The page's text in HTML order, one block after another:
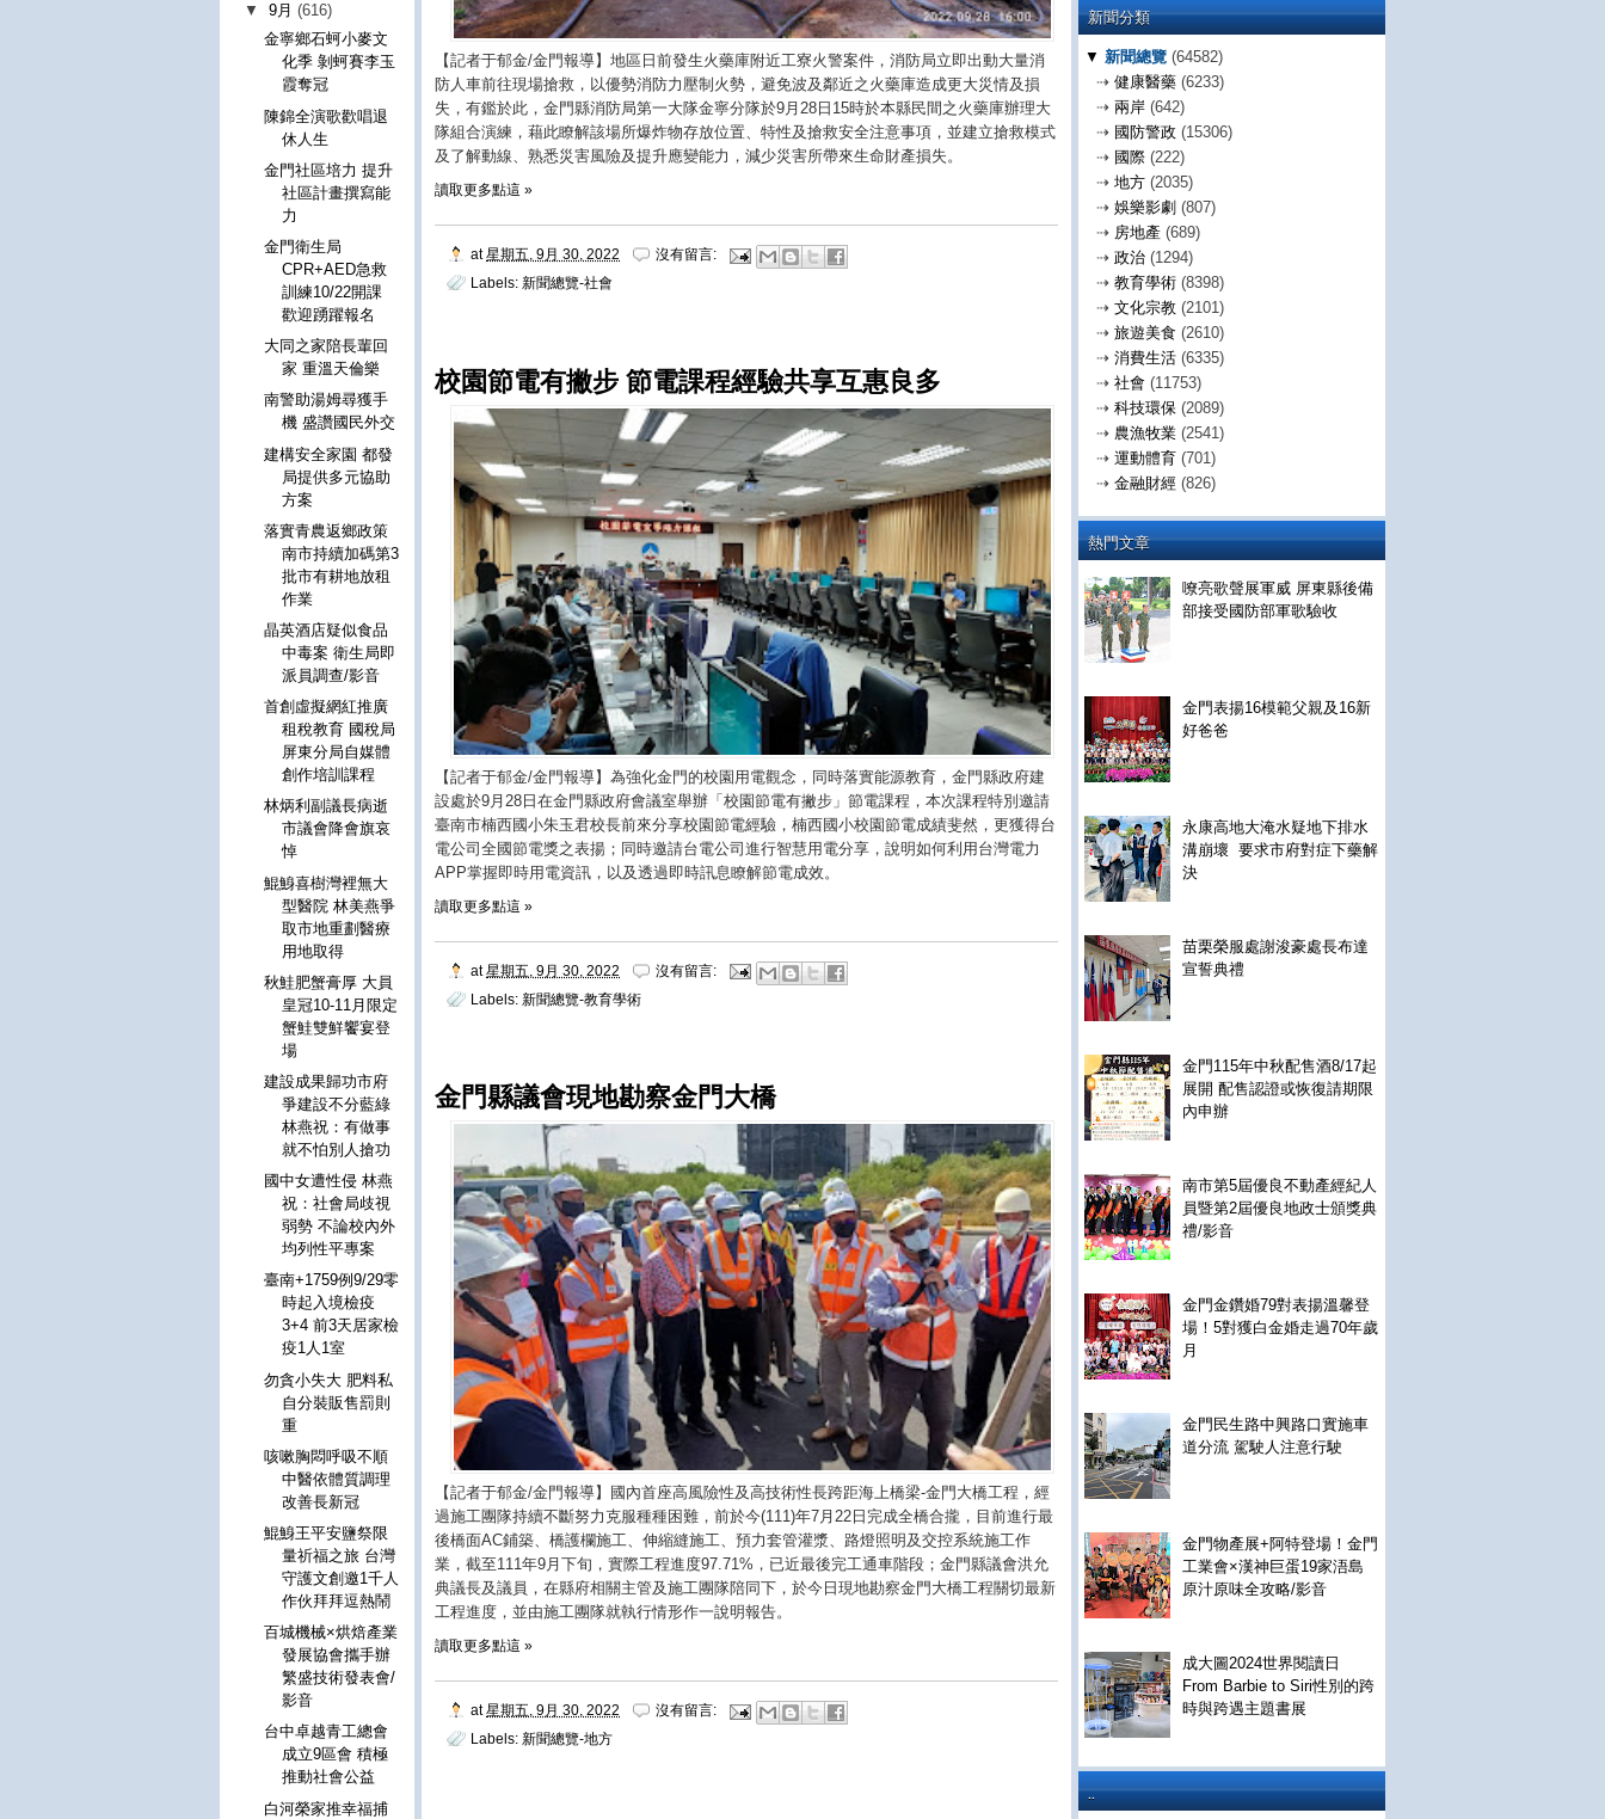
新聞分類
▼ 新聞總覽 (64582)
⇢ 健康醫藥 (6233)
⇢ 兩岸 (642)
⇢ 國防警政 (15306)
⇢ 國際 (222)
⇢ 地方 (2035)
⇢ 娛樂影劇 (807)
⇢ 房地產 (689)
⇢ 政治 (1294)
⇢ 教育學術 (8398)
⇢ 文化宗教 (2101)
⇢ 旅遊美食 (2610)
⇢ 消費生活 (6335)
⇢ 社會 (11753)
⇢ 科技環保 (2089)
⇢ 農漁牧業 (2541)
⇢ 運動體育 (701)
⇢ 金融財經 (826)
熱門文章
嘹亮歌聲展軍威 屏東縣後備
部接受國防部軍歌驗收
金門表揚16模範父親及16新
好爸爸
永康高地大淹水疑地下排水
溝崩壞 要求市府對症下藥解
決
苗栗榮服處謝浚豪處長布達
宣誓典禮
金門115年中秋配售酒8/17起
展開 配售認證或恢復請期限
內申辦
南市第5屆優良不動產經紀人
員暨第2屆優良地政士頒獎典
禮/影音
金門金鑽婚79對表揚溫馨登
場！5對獲白金婚走過70年歲
月
金門民生路中興路口實施車
道分流 駕駛人注意行駛
金門物產展+阿特登場！金門
工業會×漢神巨蛋19家浯島
原汁原味全攻略/影音
成大圖2024世界閱讀日
From Barbie to Siri性別的跨
時與跨遇主題書展
..
【記者于郁金/金門報導】地區日前發生火藥庫附近工寮火警案件，消防局立即出動大量消
防人車前往現場搶救，以優勢消防力壓制火勢，避免波及鄰近之火藥庫造成更大災情及損
失，有鑑於此，金門縣消防局第一大隊金寧分隊於9月28日15時於本縣民間之火藥庫辦理大
隊組合演練，藉此瞭解該場所爆炸物存放位置、特性及搶救安全注意事項，並建立搶救模式
及了解動線、熟悉災害風險及提升應變能力，減少災害所帶來生命財產損失。
讀取更多點這 »
at星期五, 9月 30, 2022
沒有留言:
Labels: 新聞總覽-社會
校園節電有撇步 節電課程經驗共享互惠良多
【記者于郁金/金門報導】為強化金門的校園用電觀念，同時落實能源教育，金門縣政府建
設處於9月28日在金門縣政府會議室舉辦「校園節電有撇步」節電課程，本次課程特別邀請
臺南市楠西國小朱玉君校長前來分享校園節電經驗，楠西國小校園節電成績斐然，更獲得台
電公司全國節電獎之表揚；同時邀請台電公司進行智慧用電分享，說明如何利用台灣電力
APP掌握即時用電資訊，以及透過即時訊息瞭解節電成效。
讀取更多點這 »
at星期五, 9月 30, 2022
沒有留言:
Labels: 新聞總覽-教育學術
金門縣議會現地勘察金門大橋
【記者于郁金/金門報導】國內首座高風險性及高技術性長跨距海上橋梁-金門大橋工程，經
過施工團隊持續不斷努力克服種種困難，前於今(111)年7月22日完成全橋合攏，目前進行最
後橋面AC鋪築、橋護欄施工、伸縮縫施工、預力套管灌漿、路燈照明及交控系統施工作
業，截至111年9月下旬，實際工程進度97.71%，已近最後完工通車階段；金門縣議會洪允
典議長及議員，在縣府相關主管及施工團隊陪同下，於今日現地勘察金門大橋工程關切最新
工程進度，並由施工團隊就執行情形作一說明報告。
讀取更多點這 »
at星期五, 9月 30, 2022
沒有留言:
Labels: 新聞總覽-地方
▼9月(616)
金寧鄉石蚵小麥文
化季 剝蚵賽李玉
霞奪冠
陳錦全演歌歡唱退
休人生
金門社區培力 提升
社區計畫撰寫能
力
金門衛生局
CPR+AED急救
訓練10/22開課
歡迎踴躍報名
大同之家陪長輩回
家 重溫天倫樂
南警助湯姆尋獲手
機 盛讚國民外交
建構安全家園 都發
局提供多元協助
方案
落實青農返鄉政策
南市持續加碼第3
批市有耕地放租
作業
晶英酒店疑似食品
中毒案 衛生局即
派員調查/影音
首創虛擬網紅推廣
租稅教育 國稅局
屏東分局自媒體
創作培訓課程
林炳利副議長病逝
市議會降會旗哀
悼
鯤鯓喜樹灣裡無大
型醫院 林美燕爭
取市地重劃醫療
用地取得
秋鮭肥蟹膏厚 大員
皇冠10-11月限定
蟹鮭雙鮮饗宴登
場
建設成果歸功市府
爭建設不分藍綠
林燕祝：有做事
就不怕別人搶功
國中女遭性侵 林燕
祝：社會局歧視
弱勢 不論校內外
均列性平專案
臺南+1759例9/29零
時起入境檢疫
3+4 前3天居家檢
疫1人1室
勿貪小失大 肥料私
自分裝販售罰則
重
咳嗽胸悶呼吸不順
中醫依體質調理
改善長新冠
鯤鯓王平安鹽祭限
量祈福之旅 台灣
守護文創邀1千人
作伙拜拜逗熱鬧
百城機械×烘焙產業
發展協會攜手辦
繁盛技術發表會/
影音
台中卓越青工總會
成立9區會 積極
推動社會公益
白河榮家推幸福捕